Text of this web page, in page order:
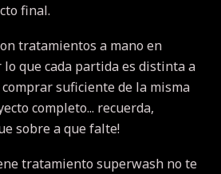
final.
tratamientos a mano en
que cada partida es distinta a
suficiente de la misma
completo... recuerda,
sobre a que falte!
tratamiento superwash no te